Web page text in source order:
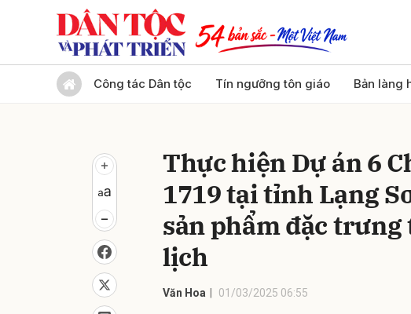
Công tác Dân tộc Tín ngưỡng tôn giáo Bản làng
Thực hiện Dự án 6
1719 tại tỉnh Lạng
sản phẩm đặc
lịch
Văn Hoa 01/03/2025 06:55
Gửi bình